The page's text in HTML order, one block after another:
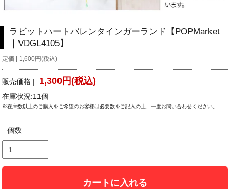
ラビットハートバレンタインガーランド【POPMarket
｜VDGL4105】
定価 | 1,600円(税込)
販売価格 | 1,300円(税込)
在庫状況:11個
※在庫数以上のご購入をご希望のお客様は必要数をご記入の上、一度お問い合わせください。
個数
カートに入れる